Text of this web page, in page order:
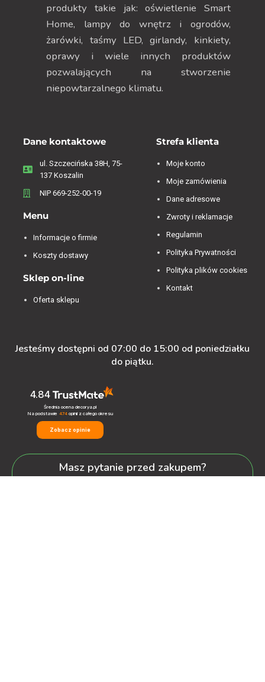
produkty takie jak: oświetlenie Smart
Home, lampy do wnętrz i ogrodów,
żarówki, taśmy LED, girlandy, kinkiety,
oprawy i wiele innych produktów
pozwalających na stworzenie
niepowtarzalnego klimatu.
Dane kontaktowe
ul. Szczecińska 38H, 75-
137 Koszalin
NIP 669-252-00-19
Menu
Informacje o firmie
Koszty dostawy
Sklep on-line
Oferta sklepu
Strefa klienta
Moje konto
Moje zamówienia
Dane adresowe
Zwroty i reklamacje
Regulamin
Polityka Prywatności
Polityka plików cookies
Kontakt
Jesteśmy dostępni od 07:00 do 15:00 od poniedziałku
do piątku.
4.84
Średnia ocena decorya.pl
Na podstawie 474opinii z całego okresu
Zobacz opinie
Masz pytanie przed zakupem?